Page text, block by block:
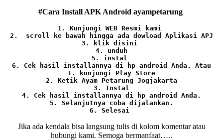
#Cara Install APK Android ayampetarung
1. Kunjungi WEB Resmi kami
2.  scroll ke bawah hingga ada dowload Aplikasi APJ
3. klik disini
4. unduh
5. instal
6. Cek hasil installannya di hp android Anda. Atau
1. kunjungi Play Store
2. Ketik Ayam Petarung Jogjakarta
3. Instal
4. Cek hasil installannya di hp android Anda.
5. Selanjutnya coba dijalankan.
6. Selesai
Jika ada kendala bisa langsung tulis di kolom komentar atau
hubungi kami. Semoga bermanfaat…..